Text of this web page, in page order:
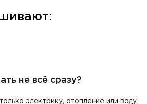
не всё сразу?
электрику, отопление или воду.